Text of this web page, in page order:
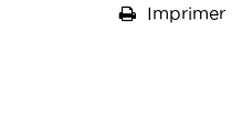
Imprimer